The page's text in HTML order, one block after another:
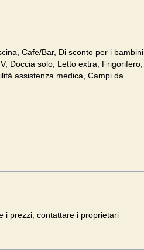
Cafe/Bar, Di sconto per i bambini,
Doccia solo, Letto extra, Frigorifero,
assistenza medica, Campi da
i prezzi, contattare i proprietari